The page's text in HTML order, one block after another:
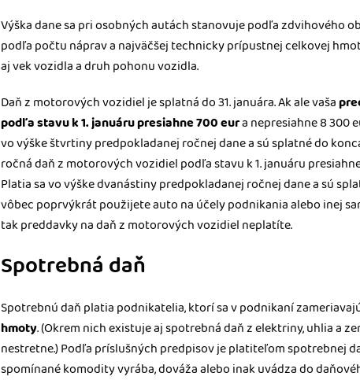
Výška dane sa pri osobných autách stanovuje podľa zdvihového
podľa počtu náprav a najväčšej technicky prípustnej celkovej
aj vek vozidla a druh pohonu vozidla.
Daň z motorových vozidiel je splatná do 31. januára. Ak ale vaša
podľa stavu k 1. januáru presiahne 700 eura nepresiahne 8 300
vo výške štvrtiny predpokladanej ročnej dane a sú splatné do
ročná daň z motorových vozidiel podľa stavu k 1. januáru
Platia sa vo výške dvanástiny predpokladanej ročnej dane a sú
vôbec poprvýkrát použijete auto na účely podnikania alebo inej
tak preddavky na daň z motorových vozidiel neplatíte.
Spotrebná daň
Spotrebnú daň platia podnikatelia, ktorí sa v podnikaní
hmoty. (Okrem nich existuje aj spotrebná daň z elektriny, uhlia a
nestretne.) Podľa príslušných predpisov je platiteľom spotrebnej
spomínané komodity vyrába, dováža alebo inak uvádza do